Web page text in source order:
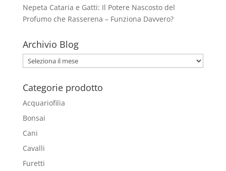
Nepeta Cataria e Gatti: Il Potere Nascosto del
Profumo che Rasserena – Funziona Davvero?
Archivio Blog
Archivio
Blog
Categorie prodotto
Acquariofilia
Bonsai
Cani
Cavalli
Furetti